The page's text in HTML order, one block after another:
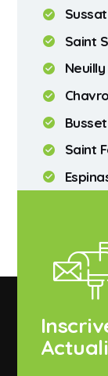
Sussat
Saint
Busset
Saint